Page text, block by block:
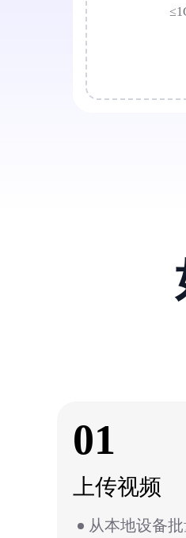
01
上传视频
从本地设备